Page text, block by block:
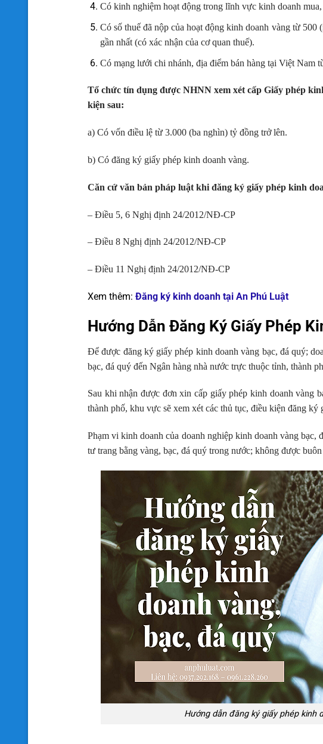
Có kinh nghiệm hoạt động trong lĩnh vực kinh doanh
Có số thuế đã nộp của hoạt động kinh doanh vàng từ
gần nhất (có xác nhận của cơ quan thuế).
Có mạng lưới chi nhánh, địa điểm bán hàng tại Việt Nam
Tổ chức tín dụng được NHNN xem xét cấp Giấy phép
kiện sau:
a) Có vốn điều lệ từ 3.000 (ba nghìn) tỷ đồng trở lên.
b) Có đăng ký giấy phép kinh doanh vàng.
Căn cứ văn bản pháp luật khi đăng ký giấy phép kinh
– Điều 5, 6 Nghị định 24/2012/NĐ-CP
– Điều 8 Nghị định 24/2012/NĐ-CP
– Điều 11 Nghị định 24/2012/NĐ-CP
Xem thêm: Đăng ký kinh doanh tại An Phú Luật
Hướng Dẫn Đăng Ký Giấy Phép
Để được đăng ký giấy phép kinh doanh vàng bạc, đá quý;
bạc, đá quý đến Ngân hàng nhà nước trực thuộc tỉnh, thành
Sau khi nhận được đơn xin cấp giấy phép kinh doanh vàng
thành phố, khu vực sẽ xem xét các thủ tục, điều kiện đăng
Phạm vi kinh doanh của doanh nghiệp kinh doanh vàng
tư trang bằng vàng, bạc, đá quý trong nước; không được
Hướng dẫn đăng ký giấy phép kinh